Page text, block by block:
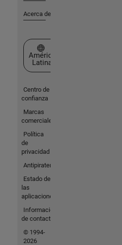
Acerca de MathWorks
Seleccione un país/idioma
América
Latina
Centro de
confianza
Marcas
comerciales
Política
de
privacidad
Antipiratería
Estado de
las
aplicaciones
Información
de contacto
© 1994-
2026